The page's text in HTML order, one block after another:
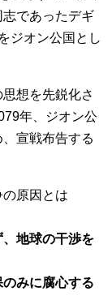
であったデギ
ジオン公国とし
想を先鋭化さ
年、ジオン公
宣戦布告する
原因とは
地球の干渉を
みに腐心する